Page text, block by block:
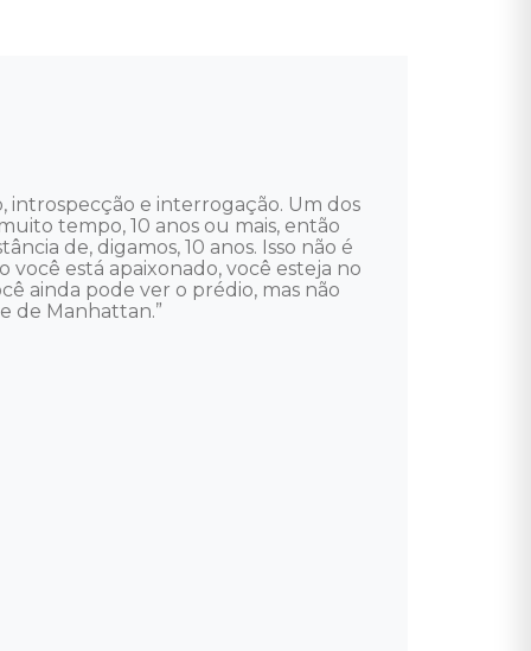
introspecção e interrogação. Um dos
tempo, 10 anos ou mais, então
de, digamos, 10 anos. Isso não é
está apaixonado, você esteja no
ainda pode ver o prédio, mas não
de Manhattan.”